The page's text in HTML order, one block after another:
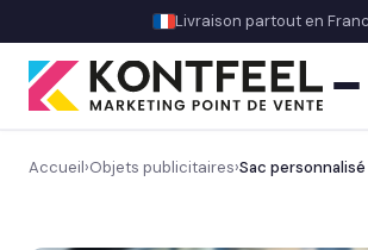
Livraison partout en
Accueil›Objets publicitaires›Sac personnalisé